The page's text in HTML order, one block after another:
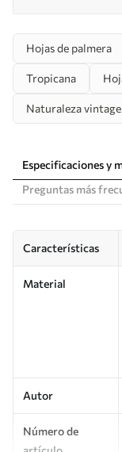
Hojas de palmera
Tropicana
Naturaleza vintage
Especificaciones y
Preguntas más
Características
Material
Autor
Número de